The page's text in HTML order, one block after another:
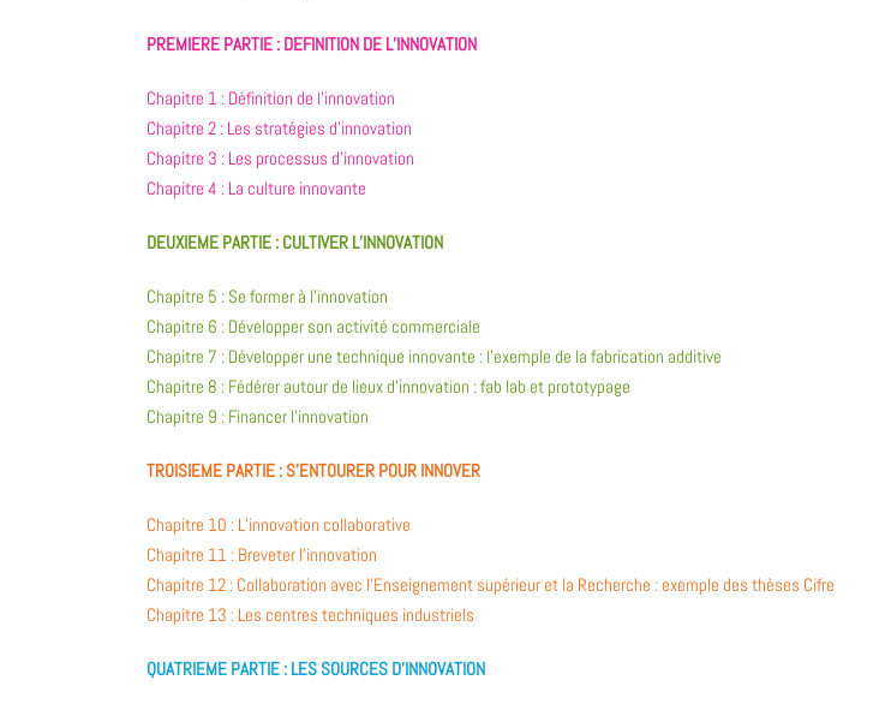
PREMIERE PARTIE : DEFINITION DE L’INNOVATION
Chapitre 1 : Définition de l’innovation
Chapitre 2 : Les stratégies d’innovation
Chapitre 3 : Les processus d’innovation
Chapitre 4 : La culture innovante
DEUXIEME PARTIE : CULTIVER L’INNOVATION
Chapitre 5 : Se former à l’innovation
Chapitre 6 : Développer son activité commerciale
Chapitre 7 : Développer une technique innovante : l’exemple de la fabrication additive
Chapitre 8 : Fédérer autour de lieux d’innovation : fab lab et prototypage
Chapitre 9 : Financer l’innovation
TROISIEME PARTIE : S’ENTOURER POUR INNOVER
Chapitre 10 : L’innovation collaborative
Chapitre 11 : Breveter l’innovation
Chapitre 12 : Collaboration avec l’Enseignement supérieur et la Recherche : exemple des thèses Cifre
Chapitre 13 : Les centres techniques industriels
QUATRIEME PARTIE : LES SOURCES D’INNOVATION